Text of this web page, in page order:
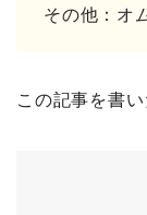
その他：オ
この記事を書い